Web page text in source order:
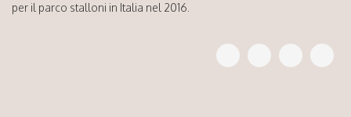
per il parco stalloni in Italia nel 2016.